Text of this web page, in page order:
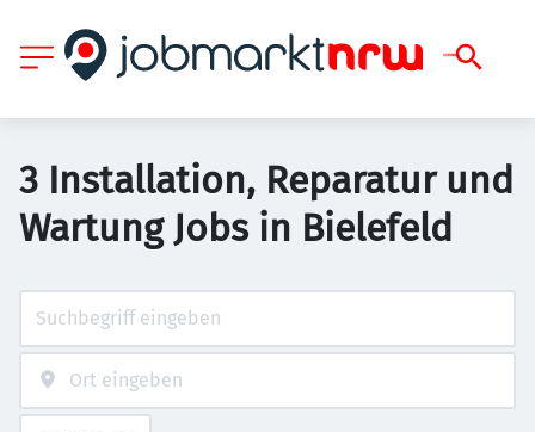
3 Installation, Reparatur und
Wartung Jobs in Bielefeld